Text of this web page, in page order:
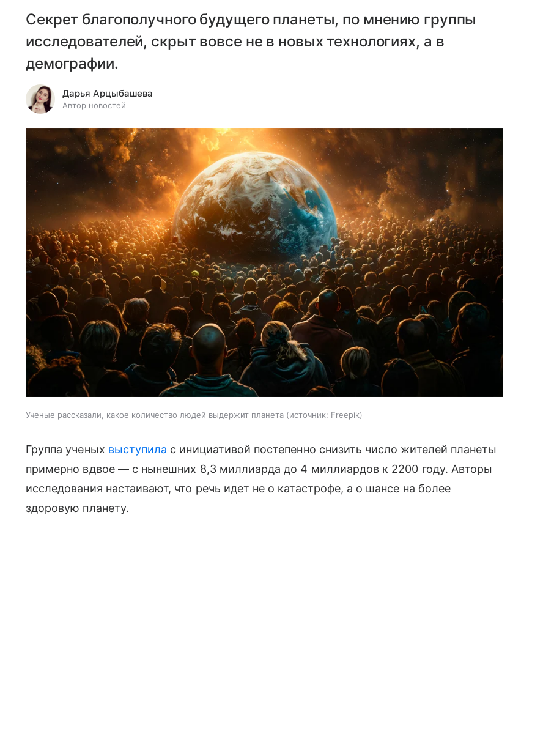
Секрет благополучного будущего планеты, по мнению группы
исследователей, скрыт вовсе не в новых технологиях, а в
демографии.
Дарья Арцыбашева
Автор новостей
Ученые рассказали, какое количество людей выдержит планета источник: Freepik
Группа ученых выступила с инициативой постепенно снизить число жителей планеты
примерно вдвое — с нынешних 8,3 миллиарда до 4 миллиардов к 2200 году. Авторы
исследования настаивают, что речь идет не о катастрофе, а о шансе на более
здоровую планету.